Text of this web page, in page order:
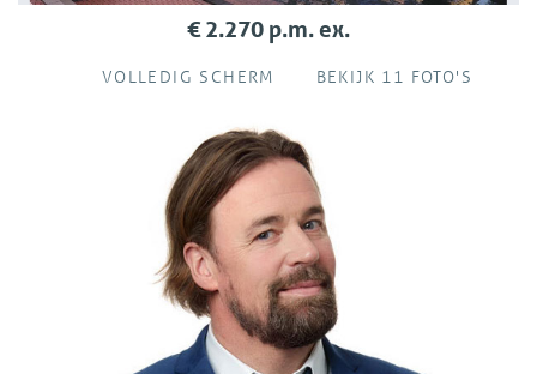
€ 2.270 p.m. ex.
VOLLEDIG SCHERM BEKIJK 11 FOTO'S